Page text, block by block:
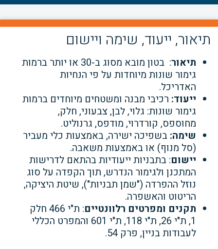
תיאור, ייעוד, שימה ויישום
תיאור
: בטון מובא מסוג ב-30 או יותר ברמות
גימור שונות מיוחדות על פי הנחיות
האדריכל.
ייעוד: רכיבי מבנה ומשטחים מיוחדים ברמות
גימור שונות: גלוי, לבן, צבעוני, חלק,
מחוספס, קורדרוי, מודפס, גרנוליט.
שימה: בשפיכה ישירה, באמצעות כלי מעביר
(סל מנוף) או באמצעות משאבה.
יישום: בתבניות ייעודיות בהתאם לדרישות
המתכנן ולגימור הנדרש, תוך הקפדה על סוג
נוזל ההפרדה ("שמן תבניות"), שיטת היציקה,
הריטוט והאשפרה.
תקנים ומפרטים רלוונטיים
: ת"י 466 חלק
1, ת"י 26, ת"י 118, ת"י 601 והמפרט הכללי
לעבודות בניין, פרק 54.